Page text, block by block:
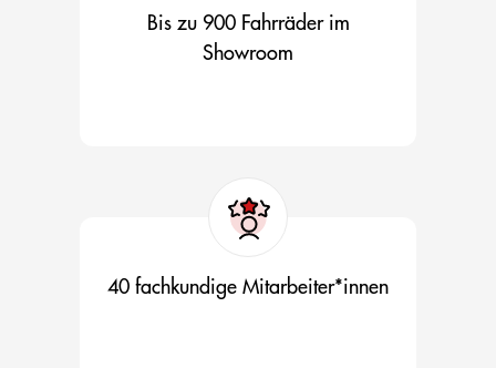
Bis zu 900 Fahrräder im
Showroom
40 fachkundige Mitarbeiter*innen